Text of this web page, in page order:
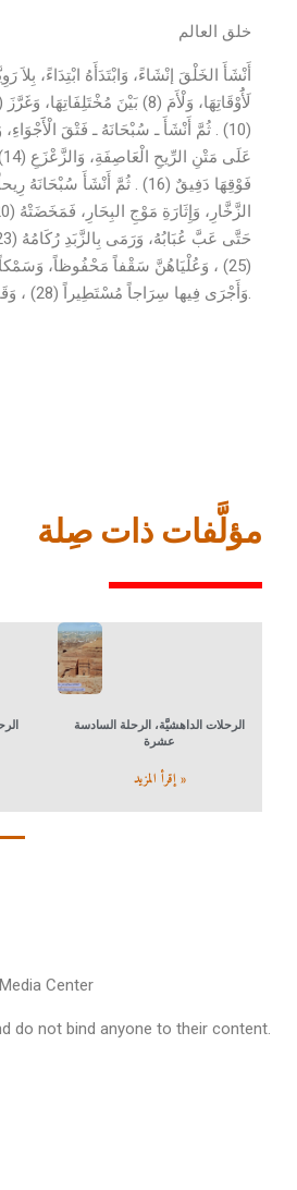
خلق العالم
مؤلَّفات ذات صِلة
الرحلات الداهشيَّة، الرحلة السادسة
عشرة
إقرأ المزيد »
Center
do not bind anyone to their content.